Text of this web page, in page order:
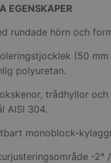
EGENSKAPER
rundade hörn och
(50
polyuretan.
trådhyllor
AISI 304.
monoblock-
-2°